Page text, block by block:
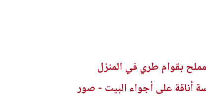
بقوام طري في المنزل
أناقة على أجواء البيت - صور